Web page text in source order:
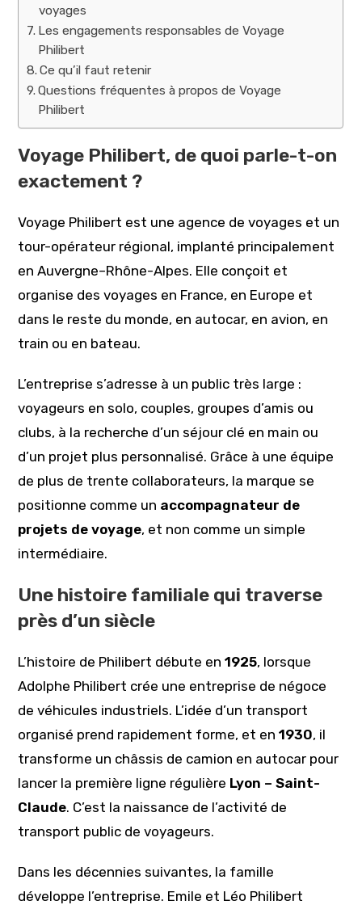
voyages
Les engagements responsables de Voyage
Philibert
Ce qu’il faut retenir
Questions fréquentes à propos de Voyage
Philibert
Voyage Philibert, de quoi parle-t-on
exactement ?
Voyage Philibert est une agence de voyages et un
tour-opérateur régional, implanté principalement
en Auvergne–Rhône-Alpes. Elle conçoit et
organise des voyages en France, en Europe et
dans le reste du monde, en autocar, en avion, en
train ou en bateau.
L’entreprise s’adresse à un public très large :
voyageurs en solo, couples, groupes d’amis ou
clubs, à la recherche d’un séjour clé en main ou
d’un projet plus personnalisé. Grâce à une équipe
de plus de trente collaborateurs, la marque se
positionne comme un accompagnateur de
projets de voyage, et non comme un simple
intermédiaire.
Une histoire familiale qui traverse
près d’un siècle
L’histoire de Philibert débute en1925, lorsque
Adolphe Philibert crée une entreprise de négoce
de véhicules industriels. L’idée d’un transport
organisé prend rapidement forme, et en1930, il
transforme un châssis de camion en autocar pour
lancer la première ligne régulière Lyon – Saint-
Claude. C’est la naissance de l’activité de
transport public de voyageurs.
Dans les décennies suivantes, la famille
développe l’entreprise. Emile et Léo Philibert